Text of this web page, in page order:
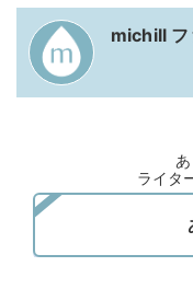
michill フ
ライタ